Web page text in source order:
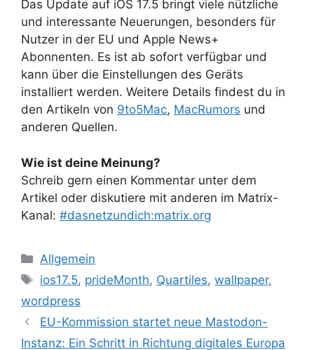
Das Update auf iOS 17.5 bringt viele nützliche
und interessante Neuerungen, besonders für
Nutzer in der EU und Apple News+
Abonnenten. Es ist ab sofort verfügbar und
kann über die Einstellungen des Geräts
installiert werden. Weitere Details findest du in
den Artikeln von 9to5Mac, MacRumors und
anderen Quellen.
Wie ist deine Meinung?
Schreib gern einen Kommentar unter dem
Artikel oder diskutiere mit anderen im Matrix-
Kanal: #dasnetzundich:matrix.org
Kategorien
Allgemein
Schlagwörter
ios17.5, prideMonth, Quartiles,wallpaper,
wordpress
EU-Kommission startet neue Mastodon-
Instanz: Ein Schritt in Richtung digitales Europa